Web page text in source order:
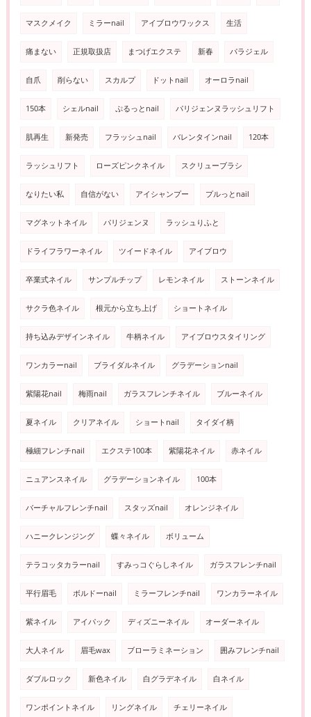
マスクメイク ミラーnail アイブロウワックス 生活
痛まない 正規取扱店 まつげエクステ 新春 パラジェル
自爪 削らない スカルプ ドットnail オーロラnail
150本 シェルnail ぷるっとnail パリジェンヌラッシュリフト
肌再生 新発売 フラッシュnail バレンタインnail 120本
ラッシュリフト ローズピンクネイル スクリューブラシ
なりたい私 自信がない アイシャンプー プルっとnail
マグネットネイル パリジェンヌ ラッシュりふと
ドライフラワーネイル ツイードネイル アイブロウ
卒業式ネイル サンプルチップ レモンネイル ストーンネイル
サクラ色ネイル 根元から立ち上げ ショートネイル
持ち込みデザインネイル 牛柄ネイル アイブロウスタイリング
ワンカラーnail ブライダルネイル グラデーションnail
紫陽花nail 梅雨nail ガラスフレンチネイル ブルーネイル
夏ネイル クリアネイル ショートnail タイダイ柄
極細フレンチnail エクステ100本 紫陽花ネイル 赤ネイル
ニュアンスネイル グラデーションネイル 100本
バーチャルフレンチnail スタッズnail オレンジネイル
ハニークレンジング 蝶々ネイル ボリューム
テラコッタカラーnail すみっコぐらしネイル ガラスフレンチnail
平行眉毛 ボルドーnail ミラーフレンチnail ワンカラーネイル
紫ネイル アイパック ディズニーネイル オーダーネイル
大人ネイル 眉毛wax ブローラミネーション 囲みフレンチnail
ダブルロック 新色ネイル 白グラデネイル 白ネイル
ワンポイントネイル リングネイル チェリーネイル